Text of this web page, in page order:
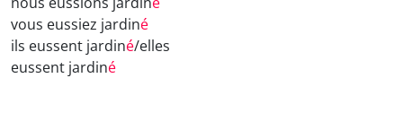
vous eussiez jardiné
ils eussent jardiné/elles
eussent jardiné